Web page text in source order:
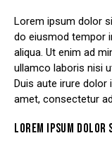
Lorem ipsum dolor
do eiusmod tempor
aliqua. Ut enim ad
ullamco laboris nisi
Duis aute irure dolor
amet, consectetur
LOREM IPSUM DOLOR